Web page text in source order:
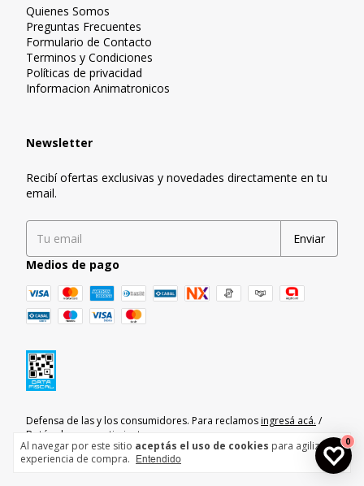
Al navegar por este sitio aceptás el uso de cookies para agilizar tu
experiencia de compra. Entendido
Quienes Somos
Preguntas Frecuentes
Formulario de Contacto
Terminos y Condiciones
Políticas de privacidad
Informacion Animatronicos
Newsletter
Recibí ofertas exclusivas y novedades directamente en tu
email.
Medios de pago
Defensa de las y los consumidores. Para reclamosingresá acá. /
Botón de arrepentimiento
0